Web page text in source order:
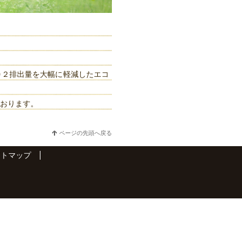
排出量を大幅に軽減したエコ
ります。
ページの先頭へ戻る
マップ